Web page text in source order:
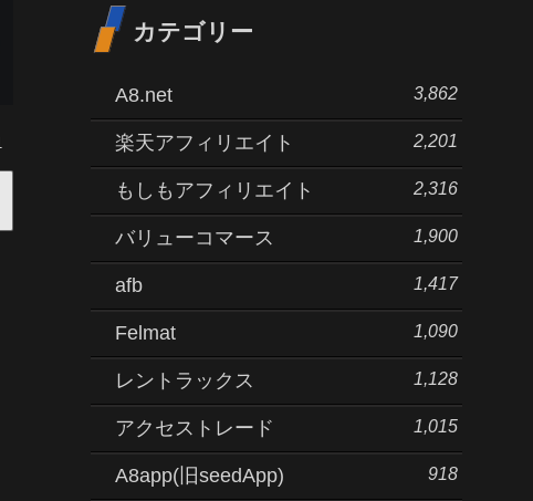
カテゴリー
A8.net 3,862
楽天アフィリエイト 2,201
もしもアフィリエイト 2,316
バリューコマース 1,900
afb 1,417
Felmat 1,090
レントラックス 1,128
アクセストレード 1,015
A8app(旧seedApp) 918